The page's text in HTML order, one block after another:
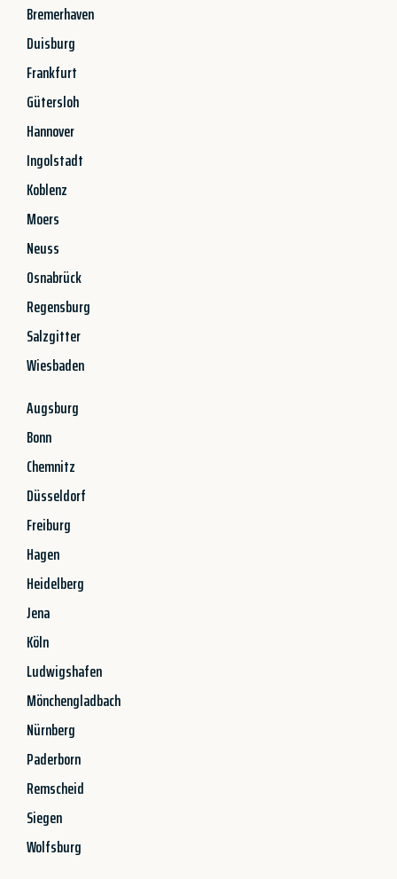
Bremerhaven
Duisburg
Frankfurt
Gütersloh
Hannover
Ingolstadt
Koblenz
Moers
Neuss
Osnabrück
Regensburg
Salzgitter
Wiesbaden
Augsburg
Bonn
Chemnitz
Düsseldorf
Freiburg
Hagen
Heidelberg
Jena
Köln
Ludwigshafen
Mönchengladbach
Nürnberg
Paderborn
Remscheid
Siegen
Wolfsburg